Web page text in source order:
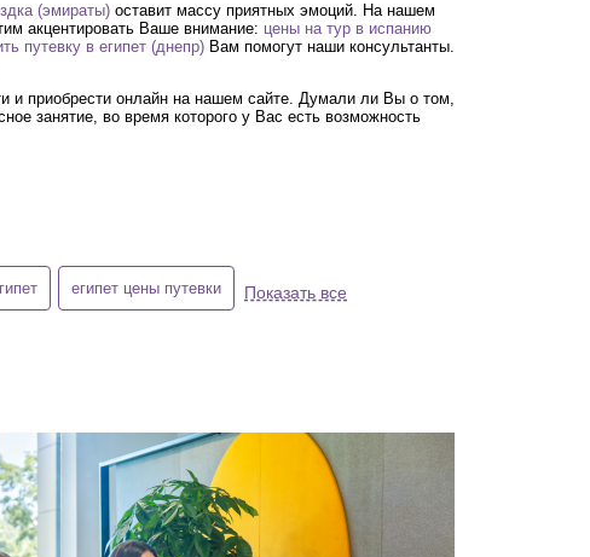
(эмираты) оставит массу приятных эмоций. На нашем
акцентировать Ваше внимание: цены на тур в испанию
путевку в египет (днепр) Вам помогут наши консультанты.
и приобрести онлайн на нашем сайте. Думали ли Вы о том,
занятие, во время которого у Вас есть возможность
египет цены путевки Показать все